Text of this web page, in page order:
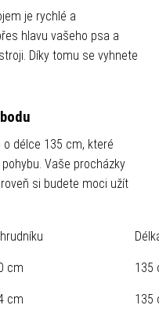
je rychlé a
hlavu vašeho psa a
Díky tomu se vyhnete
o délce 135 cm, které
Vaše procházky
si budete moci užít
cm 135
cm 135